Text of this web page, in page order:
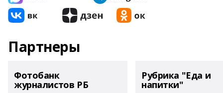
Партнеры
Фотобанк
журналистов РБ
Рубрика "Еда и
напитки"